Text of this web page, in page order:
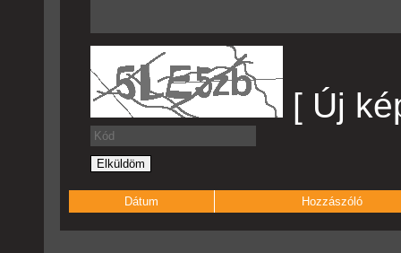
[ Új
Dátum Hozzászóló